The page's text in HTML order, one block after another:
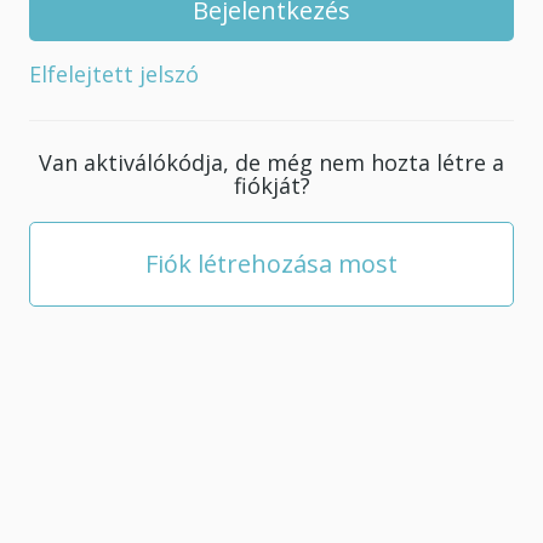
karakterből
Elfelejtett jelszó
Van aktiválókódja, de még nem hozta létre a
fiókját?
Fiók létrehozása most